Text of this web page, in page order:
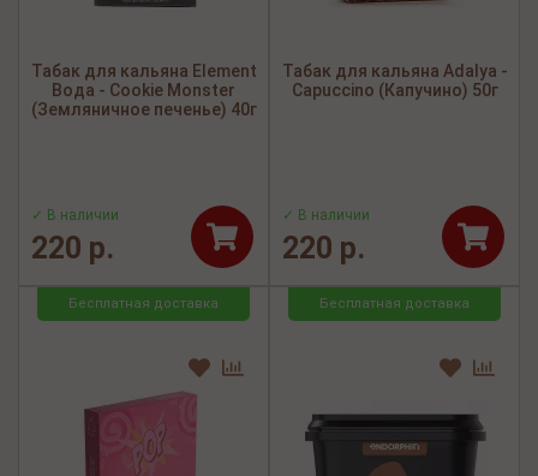
Табак для кальяна Element
Вода - Cookie Monster
(Земляничное печенье) 40г
✓ В наличии
220 р.
Табак для кальяна Adalya -
Capuccino (Капучино) 50г
✓ В наличии
220 р.
Бесплатная доставка Бесплатная доставка